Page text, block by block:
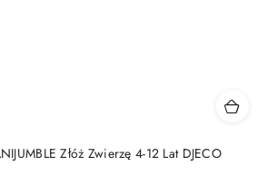
Złóż Zwierzę 4-12 Lat DJECO